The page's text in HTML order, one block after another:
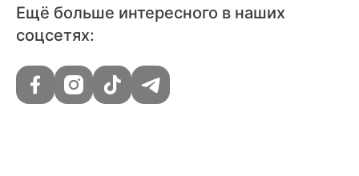
Ещё больше интересного в наших
соцсетях: